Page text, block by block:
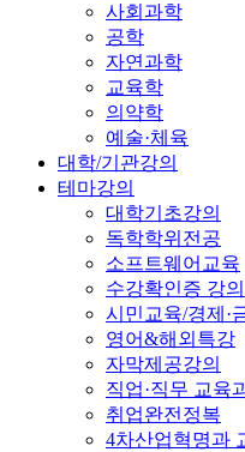
사회과학
공학
자연과학
교육학
의약학
예술·체육
대학/기관강의
테마강의
대학기초강의
독학학위전공
소프트웨어교육
수강확인증 강의
시민교육/경제·
영어&해외특강
자막제공강의
직업·직무 교육
취업완전정복
4차산업혁명과